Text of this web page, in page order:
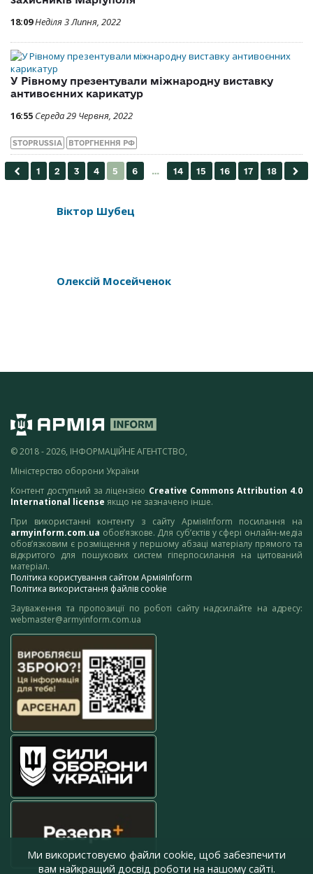
18:09Неділя 3 Липня, 2022
У Рівному презентували міжнародну виставку
антивоєнних карикатур
16:55 Середа 29 Червня, 2022
STOPRUSSIA ВТОРГНЕННЯ РФ
Віктор Шубец
Олексій Мосейченок
© 2018 - 2026, ІНФОРМАЦІЙНЕ АГЕНТСТВО,
Міністерство оборони України
Контент доступний за ліцензією Creative Commons Attribution 4.0
International license якщо не зазначено інше.
При використанні контенту з сайту АрміяInform посилання на
armyinform.com.ua обов’язкове. Для суб’єктів у сфері онлайн-медіа
обов’язковим є розміщення у першому абзаці матеріалу прямого та
відкритого для пошукових систем гіперпосилання на цитований
матеріал.
Політика користування сайтом АрміяInform
Політика використання файлів cookie
Зауваження та пропозиції по роботі сайту надсилайте на адресу:
webmaster@armyinform.com.ua
Ми використовуємо файли cookie, щоб забезпечити
вам найкращий досвід роботи на нашому сайті.